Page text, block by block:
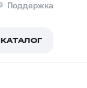
Поддержка
КАТАЛОГ